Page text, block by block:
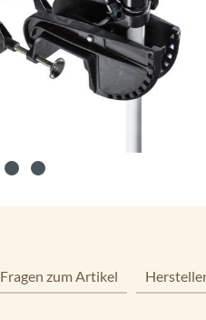
Fragen zum Artikel